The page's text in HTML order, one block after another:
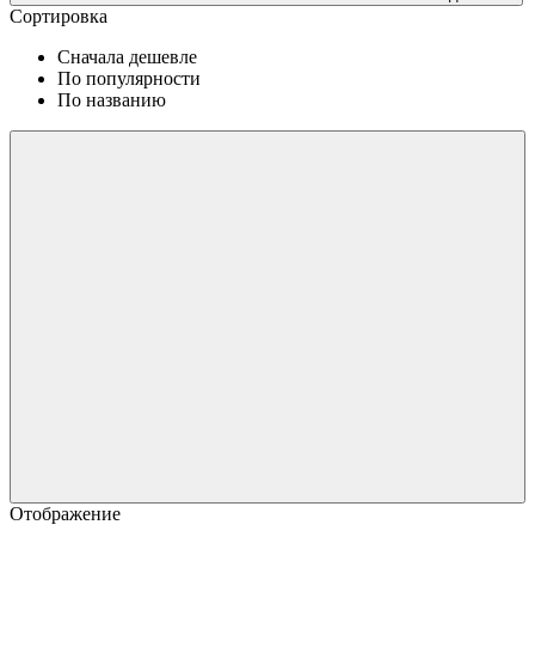
Сортировка
Сначала дешевле
По популярности
По названию
Отображение